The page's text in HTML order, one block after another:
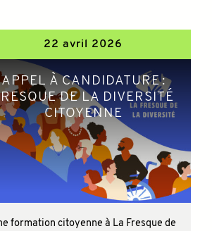
22 avril 2026
APPEL À CANDIDATURE :
DE LA DIVERSITÉ
CITOYENNE
formation citoyenne à La Fresque de